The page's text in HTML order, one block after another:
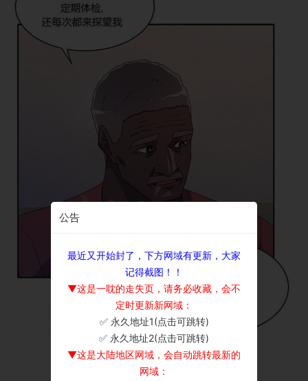
公告
最近又开始封了，下方网域有更新，大家
记得截图！！
▼这是一耽的走失页，请务必收藏，会不
定时更新新网域：
✅ 永久地址1(点击可跳转)
✅ 永久地址2(点击可跳转)
▼这是大陆地区网域，会自动跳转最新的
网域：